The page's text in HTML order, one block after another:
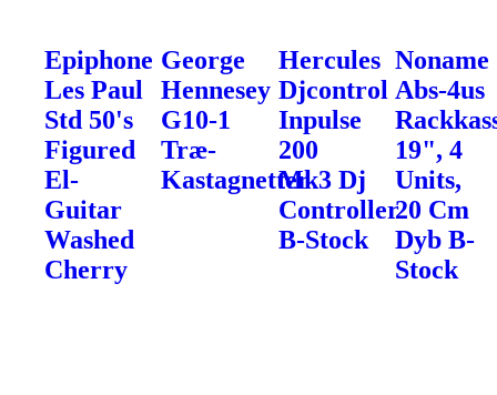
Epiphone
Les Paul
Std 50's
Figured
El-
Guitar
Washed
Cherry
George
Hennesey
G10-1
Træ-
Kastagnetter
Hercules
Djcontrol
Inpulse
200
Mk3 Dj
Controller
B-Stock
Noname
Abs-4us
19", 4
Units,
20 Cm
Dyb B-
Stock